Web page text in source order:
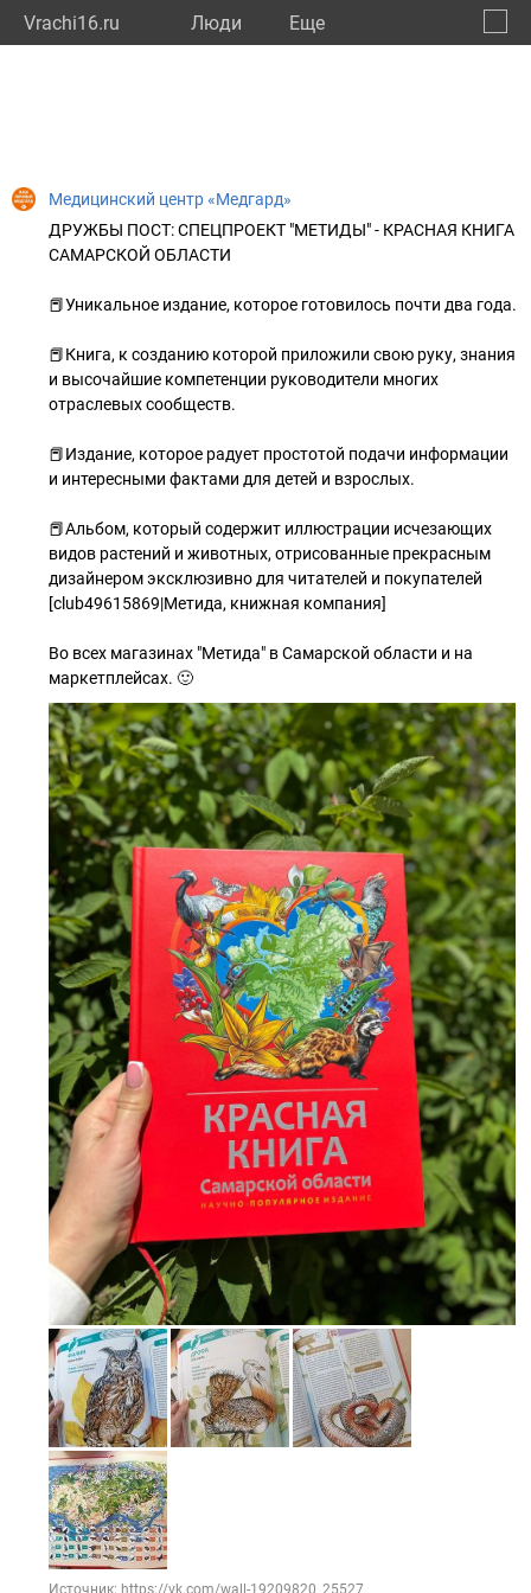
Vrachi16.ru Люди Eще
Медицинский центр «Медгард»
ДРУЖБЫ ПОСТ: СПЕЦПРОЕКТ "МЕТИДЫ" - КРАСНАЯ КНИГА
САМАРСКОЙ ОБЛАСТИ
📕Уникальное издание, которое готовилось почти два года.
📕Книга, к созданию которой приложили свою руку, знания
и высочайшие компетенции руководители многих
отраслевых сообществ.
📕Издание, которое радует простотой подачи информации
и интересными фактами для детей и взрослых.
📕Альбом, который содержит иллюстрации исчезающих
видов растений и животных, отрисованные прекрасным
дизайнером эксклюзивно для читателей и покупателей
[club49615869|Метида, книжная компания]
Во всех магазинах "Метида" в Самарской области и на
маркетплейсах. 🙂